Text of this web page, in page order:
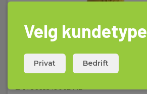
Bøssing 3266 gul lodding
Velg kundetype
Privat Bedrift